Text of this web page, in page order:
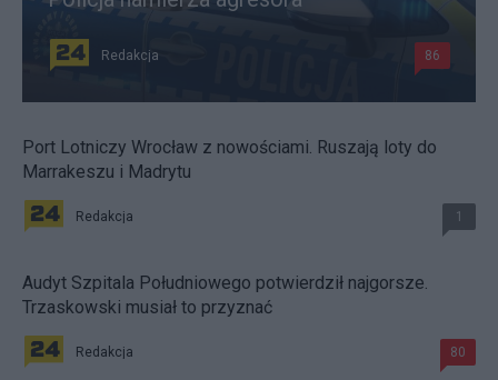
Redakcja 86
Port Lotniczy Wrocław z nowościami. Ruszają loty do
Marrakeszu i Madrytu
Redakcja 1
Audyt Szpitala Południowego potwierdził najgorsze.
Trzaskowski musiał to przyznać
Redakcja 80